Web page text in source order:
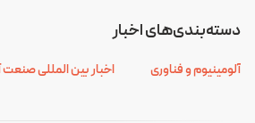
دسته‌بندی‌های اخبار
آلومینیوم و فناوری اخبار بین المللی صنعت